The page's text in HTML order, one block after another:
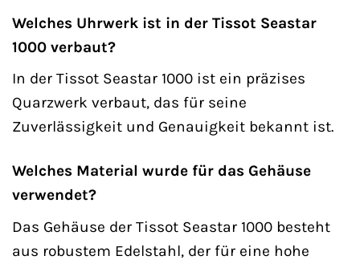
Welches Uhrwerk ist in der Tissot Seastar
1000 verbaut?
In der Tissot Seastar 1000 ist ein präzises
Quarzwerk verbaut, das für seine
Zuverlässigkeit und Genauigkeit bekannt ist.
Welches Material wurde für das Gehäuse
verwendet?
Das Gehäuse der Tissot Seastar 1000 besteht
aus robustem Edelstahl, der für eine hohe